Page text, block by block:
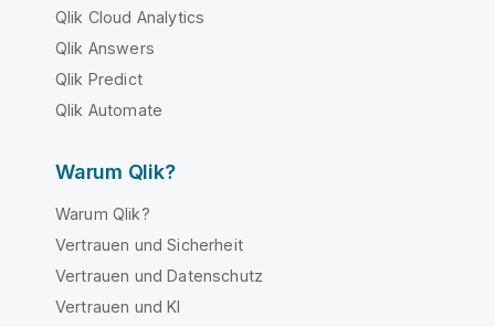
Qlik Cloud Analytics
Qlik Answers
Qlik Predict
Qlik Automate
Warum Qlik?
Warum Qlik?
Vertrauen und Sicherheit
Vertrauen und Datenschutz
Vertrauen und KI